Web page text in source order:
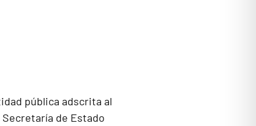
pública adscrita al
de Estado